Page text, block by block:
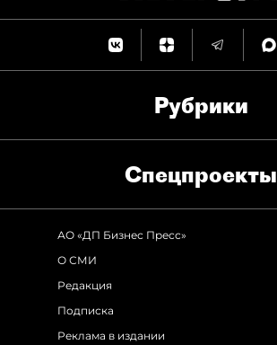
Рубрики
Спец­проекты
АО «ДП Бизнес Пресс»
О СМИ
Редакция
Подписка
Реклама в издании